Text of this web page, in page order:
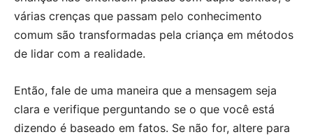
várias crenças que passam pelo conhecimento
comum são transformadas pela criança em métodos
de lidar com a realidade.
Então, fale de uma maneira que a mensagem seja
clara e verifique perguntando se o que você está
dizendo é baseado em fatos. Se não for, altere para